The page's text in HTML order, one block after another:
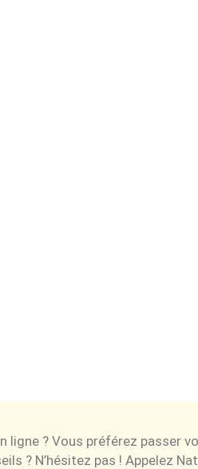
ligne ? Vous préférez passer
? N’hésitez pas ! Appelez